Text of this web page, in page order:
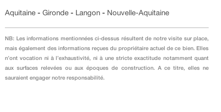
Aquitaine - Gironde - Langon - Nouvelle-Aquitaine
NB: Les informations mentionnées ci-dessus résultent de notre visite sur place,
mais également des informations reçues du propriétaire actuel de ce bien. Elles
n’ont vocation ni à l’exhaustivité, ni à une stricte exactitude notamment quant
aux surfaces relevées ou aux époques de construction. A ce titre, elles ne
sauraient engager notre responsabilité.